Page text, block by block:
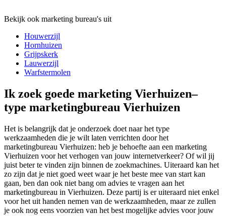
Bekijk ook marketing bureau's uit
Houwerzijl
Hornhuizen
Grijpskerk
Lauwerzijl
Warfstermolen
Ik zoek goede marketing Vierhuizen–
type marketingbureau Vierhuizen
Het is belangrijk dat je onderzoek doet naar het type
werkzaamheden die je wilt laten verrichten door het
marketingbureau Vierhuizen: heb je behoefte aan een marketing
Vierhuizen voor het verhogen van jouw internetverkeer? Of wil jij
juist beter te vinden zijn binnen de zoekmachines. Uiteraard kan het
zo zijn dat je niet goed weet waar je het beste mee van start kan
gaan, ben dan ook niet bang om advies te vragen aan het
marketingbureau in Vierhuizen. Deze partij is er uiteraard niet enkel
voor het uit handen nemen van de werkzaamheden, maar ze zullen
je ook nog eens voorzien van het best mogelijke advies voor jouw